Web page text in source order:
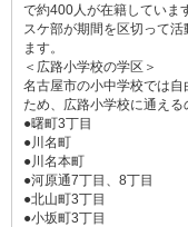
で約400人が在籍していま
スケ部が期間を区切って
ます。
＜広路小学校の学区＞
名古屋市の小中学校では
ため、広路小学校に通える
●曙町3丁目
●川名町
●川名本町
●河原通7丁目、8丁目
●北山町3丁目
●小坂町3丁目